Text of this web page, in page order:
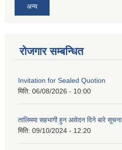
अन्य
रोजगार सम्बन्धित
Invitation for Sealed Quotion
मिति: 06/08/2026 - 10:00
तालिममा सहभागी हुन आवेदन दिने बारे सूचना
मिति: 09/10/2024 - 12:20